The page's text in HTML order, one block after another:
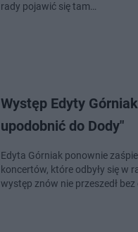
rady pojawić się tam…
Występ Edyty
upodobnić do Dody"
Edyta Górniak ponownie
koncertów, które odbyły się w
występ znów nie przeszedł bez